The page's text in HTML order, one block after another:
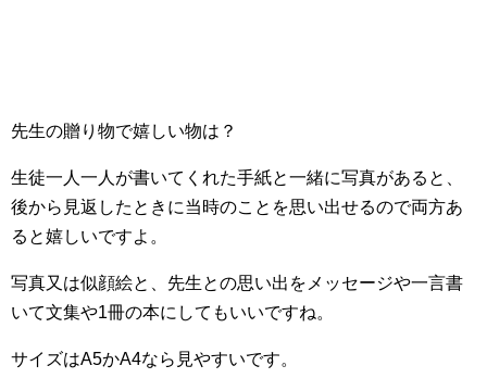
先生の贈り物で嬉しい物は？
生徒一人一人が書いてくれた手紙と一緒に写真があると、
後から見返したときに当時のことを思い出せるので両方あ
ると嬉しいですよ。
写真又は似顔絵と、先生との思い出をメッセージや一言書
いて文集や1冊の本にしてもいいですね。
サイズはA5かA4なら見やすいです。